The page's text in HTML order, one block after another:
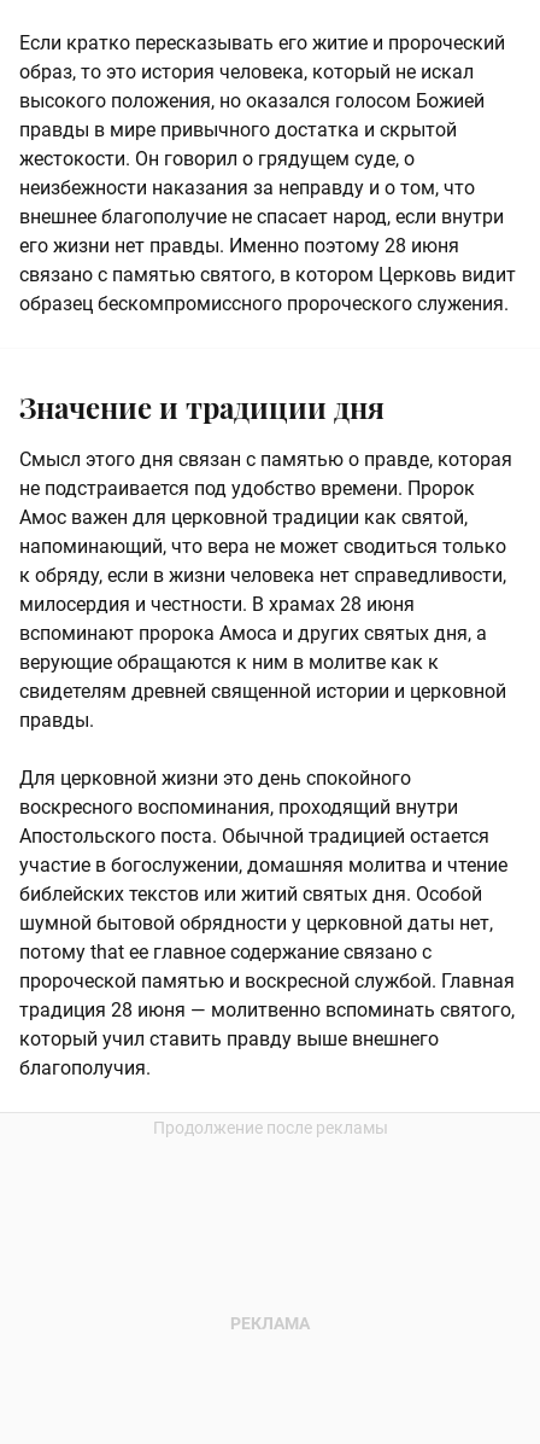
Если кратко пересказывать его житие и пророческий
образ, то это история человека, который не искал
высокого положения, но оказался голосом Божией
правды в мире привычного достатка и скрытой
жестокости. Он говорил о грядущем суде, о
неизбежности наказания за неправду и о том, что
внешнее благополучие не спасает народ, если внутри
его жизни нет правды. Именно поэтому 28 июня
связано с памятью святого, в котором Церковь видит
образец бескомпромиссного пророческого служения.
Значение и традиции дня
Смысл этого дня связан с памятью о правде, которая
не подстраивается под удобство времени. Пророк
Амос важен для церковной традиции как святой,
напоминающий, что вера не может сводиться только
к обряду, если в жизни человека нет справедливости,
милосердия и честности. В храмах 28 июня
вспоминают пророка Амоса и других святых дня, а
верующие обращаются к ним в молитве как к
свидетелям древней священной истории и церковной
правды.
Для церковной жизни это день спокойного
воскресного воспоминания, проходящий внутри
Апостольского поста. Обычной традицией остается
участие в богослужении, домашняя молитва и чтение
библейских текстов или житий святых дня. Особой
шумной бытовой обрядности у церковной даты нет,
потому that ее главное содержание связано с
пророческой памятью и воскресной службой. Главная
традиция 28 июня — молитвенно вспоминать святого,
который учил ставить правду выше внешнего
благополучия.